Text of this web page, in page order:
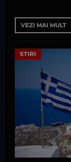
VEZI MAI MULT
STIRI